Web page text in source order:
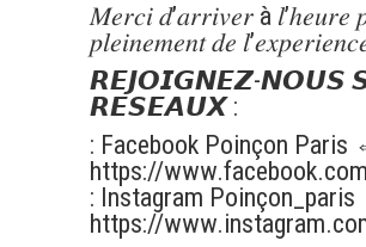
𝑀𝑒𝑟𝑐𝑖 𝑑’𝑎𝑟𝑟𝑖𝑣𝑒𝑟 à 𝑙’ℎ𝑒𝑢𝑟𝑒
𝑝𝑙𝑒𝑖𝑛𝑒𝑚𝑒𝑛𝑡 𝑑𝑒
𝙍𝙀𝙅𝙊𝙄𝙂𝙉𝙀𝙕-𝙉𝙊𝙐𝙎
𝙍𝙀𝙎𝙀𝘼𝙐𝙓 :
: Facebook Poinçon Paris
https://
: Instagram
https://